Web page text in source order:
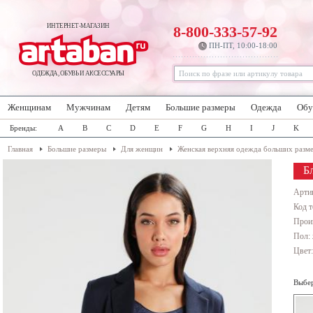
ИНТЕРНЕТ-МАГАЗИН
ОДЕЖДА, ОБУВЬ И АКСЕССУАРЫ
8-800-333-57-92
ПН-ПТ, 10:00-18:00
Женщинам Мужчинам Детям Большие размеры Одежда
Бренды: A B C D E F G H I J K
Главная Большие размеры Для женщин Женская верхняя одежда больших
Код
Пол: